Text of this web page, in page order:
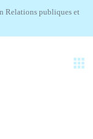
Relations publiques et